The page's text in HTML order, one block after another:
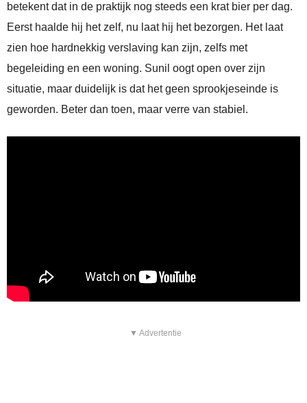
betekent dat in de praktijk nog steeds een krat bier per dag.
Eerst haalde hij het zelf, nu laat hij het bezorgen. Het laat
zien hoe hardnekkig verslaving kan zijn, zelfs met
begeleiding en een woning. Sunil oogt open over zijn
situatie, maar duidelijk is dat het geen sprookjeseinde is
geworden. Beter dan toen, maar verre van stabiel.
▼ Advertentie